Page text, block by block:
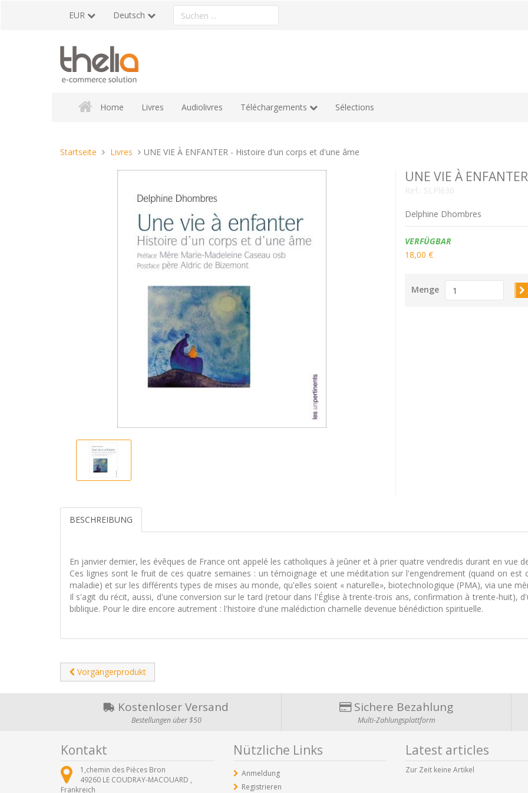
EUR Deutsch
Ein
Produkt
Home Livres Audiolivres Téléchargements Sélections
Sie
Startseite Livres UNE VIE À ENFANTER - Histoire d'un corps et d'une âme
UNE VIE À
Ref.: SLPl636
Delphine Dhombres
Verfügbarkeit:
VERFÜGBAR
18,00 €
Menge
BESCHREIBUNG
En janvier dernier, les évêques de France ont appelé les catholiques à jeûner et à prier quatre vendredis durant en vue
Ces lignes sont le fruit de ces quatre semaines : un témoignage et une méditation sur l'engendrement (quand on est
maladie) et sur les différents types de mises au monde, qu'elles soient « naturelle», biotechnologique (PMA), via une
Il s'agit du récit, aussi, d'une conversion sur le tard (retour dans l'Église à trente-trois ans, confirmation à trente-huit),
biblique. Pour le dire encore autrement : l'histoire d'une malédiction charnelle devenue bénédiction spirituelle.
Vorgängerprodukt
Kostenloser Versand
Bestellungen über $50
Sichere Bezahlung
Multi-Zahlungsplattform
Kontakt
1,chemin des Pièces Bron
49260 LE COUDRAY-MACOUARD ,
Frankreich
Nützliche Links
Anmeldung
Registrieren
Latest articles
Zur Zeit keine Artikel